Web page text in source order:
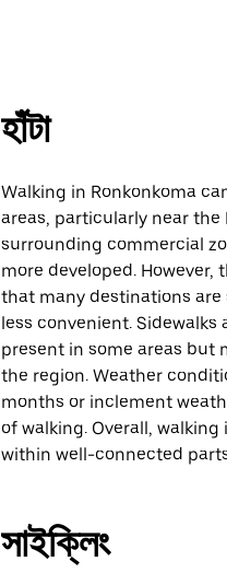
হাঁটা
Walking in Ronkonkoma
areas, particularly near the
surrounding commercial
more developed. However,
that many destinations are
less convenient.
present in some areas but
the region. Weather
months or inclement
of walking. Overall,
within well-connected
সাইক্লিং